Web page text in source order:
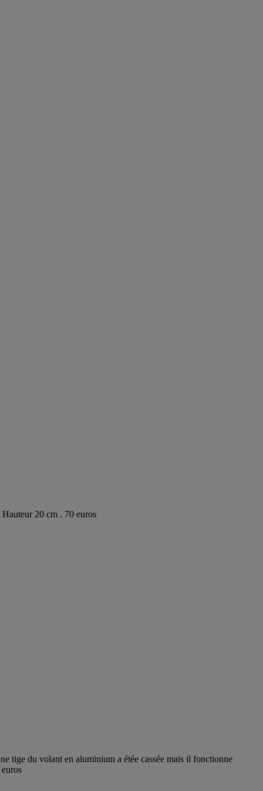
20 cm . 70 euros
tige du volant en aluminium a étée cassée mais il fonctionne